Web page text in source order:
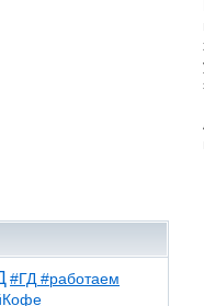
#ГД #работаем